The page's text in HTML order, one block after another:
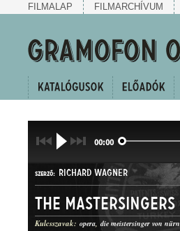
FILMALAP FILMARCHÍVUM
00:00
SZERZŐ: RICHARD WAGNER
The
Kulcsszavak: opera die meistersinger von